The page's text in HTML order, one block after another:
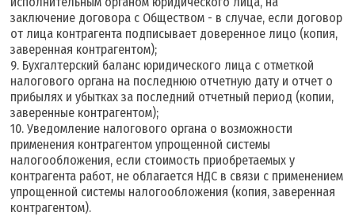
заключение договора с Обществом - в случае, если договор
от лица контрагента подписывает доверенное лицо (копия,
заверенная контрагентом);
9. Бухгалтерский баланс юридического лица с отметкой
налогового органа на последнюю отчетную дату и отчет о
прибылях и убытках за последний отчетный период (копии,
заверенные контрагентом);
10. Уведомление налогового органа о возможности
применения контрагентом упрощенной системы
налогообложения, если стоимость приобретаемых у
контрагента работ, не облагается НДС в связи с применением
упрощенной системы налогообложения (копия, заверенная
контрагентом).